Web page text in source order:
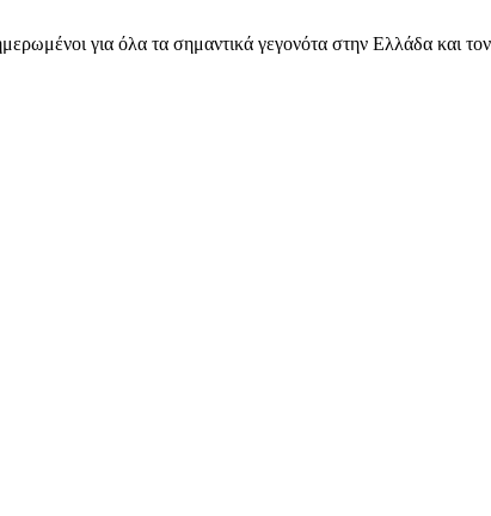
για όλα τα σημαντικά γεγονότα στην Ελλάδα και